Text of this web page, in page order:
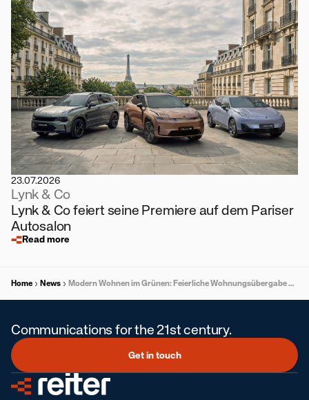
23.07.2026
Lynk & Co
Lynk & Co feiert seine Premiere auf dem Pariser
Autosalon
Read more
Home News Modern Wohnen im Grünen: Feierliche Wohnungsübergabe durch ÖWG Wohnbau in Ragnitz
Communications for the 21st century.
Get in touch